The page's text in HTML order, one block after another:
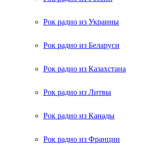
Рок радио из Украины
Рок радио из Беларуси
Рок радио из Казахстана
Рок радио из Литвы
Рок радио из Канады
Рок радио из Франции